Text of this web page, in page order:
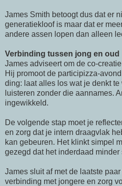
James Smith betoogt dus dat er
generatiekloof is maar dat er
andere assen lopen dan alleen
Verbinding tussen jong en oud
James adviseert om de co-
Hij promoot de participizza-
ding: laat alles los wat je denkt
luisteren zonder die aannames.
ingewikkeld.
De volgende stap moet je
en zorg dat je intern draagvlak
kan gebeuren. Het klinkt simpel
gezegd dat het inderdaad
James sluit af met de laatste
verbinding met jongere en zorg